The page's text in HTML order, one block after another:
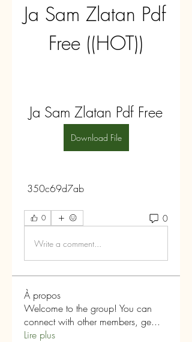
Ja Sam Zlatan Pdf
Free ((HOT))
Ja Sam Zlatan Pdf Free
Download File
350c69d7ab
0 0
Write a comment...
À propos
Welcome to the group! You can
connect with other members, ge...
Lire plus